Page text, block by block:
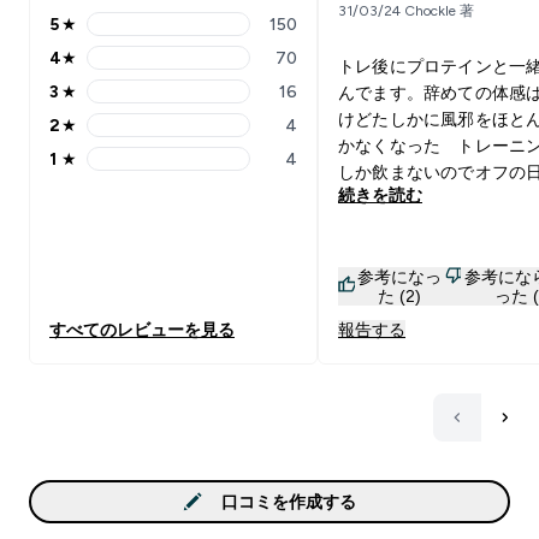
5 stars rating 150 reviews
5★ 150
4 stars rating 70 reviews
4★ 70
3 stars rating 16 reviews
3 ★ 16
2 stars rating 4 reviews
2★ 4
1 stars rating 4 reviews
1 ★ 4
すべてのレビューを見る
31/03/24 Chockle 著
トレ後にプロテインと一
んでます。辞めての体感
けどたしかに風邪をほと
かなくなった トレーニ
しか飲まないのでオフの
まないため、オフの日が
続きを読む
参考になっ
た (2)
参考にな
った
報告する
口コミを作成する